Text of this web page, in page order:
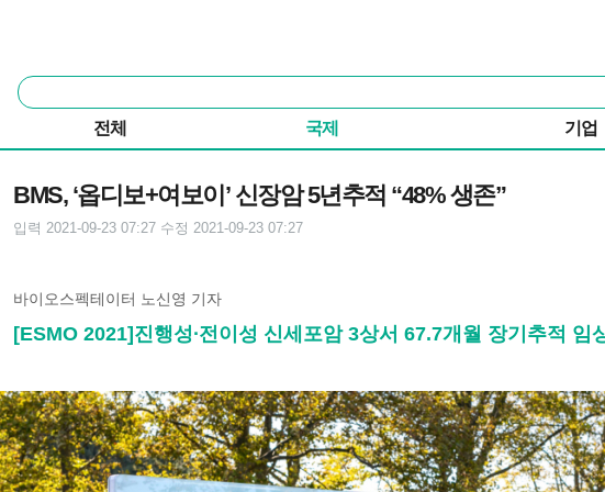
통
합
색
전체 국제 기업
BMS, ‘옵디보+여보이’ 신장암 5년추적 “48% 생존”
입력 2021-09-23 07:27 수정 2021-09-23 07:27
바이오스펙테이터 노신영 기자
[ESMO 2021]진행성∙전이성 신세포암 3상서 67.7개월 장기추적 임